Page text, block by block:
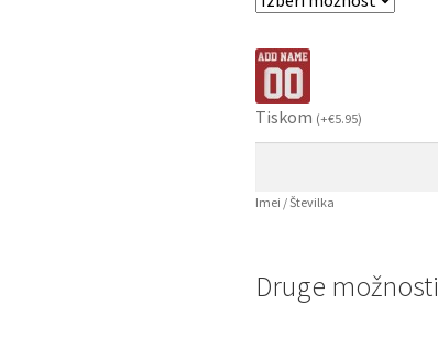
Tiskom (+€5.95)
Imei / Številka
Druge možnosti